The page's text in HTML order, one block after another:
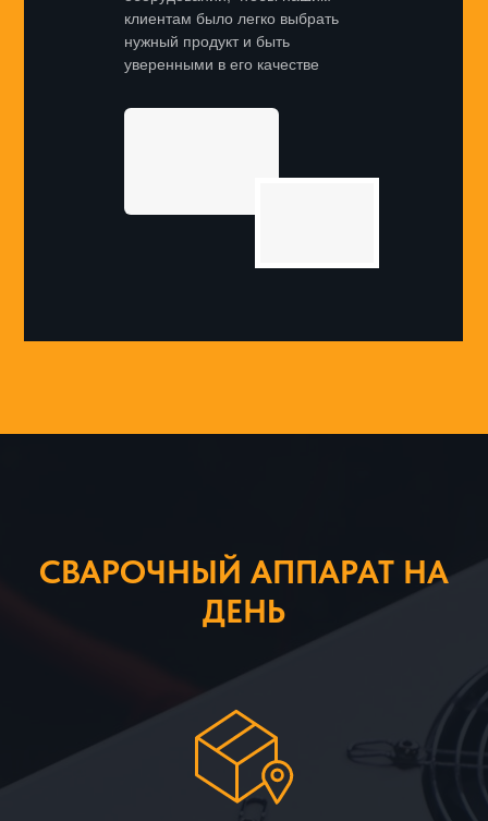
клиентам было легко выбрать
нужный продукт и быть
уверенными в его качестве
СВАРОЧНЫЙ АППАРАТ НА
ДЕНЬ